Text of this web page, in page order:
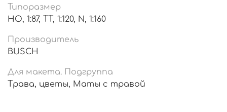
Типоразмер
HO, 1:87, TT, 1:120, N, 1:160
Производитель
BUSCH
Для макета. Подгруппа
Трава, цветы, Маты с травой